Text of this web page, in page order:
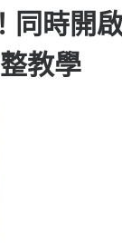
同時開
教學